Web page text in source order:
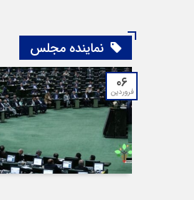
نماینده مجلس
۰۶
فروردین